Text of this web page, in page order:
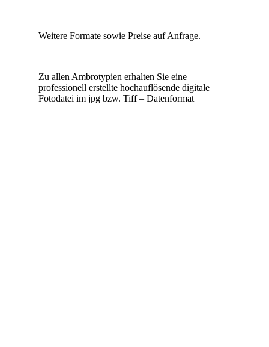
Weitere Formate sowie Preise auf Anfrage.
Zu allen Ambrotypien erhalten Sie eine
professionell erstellte hochauflösende digitale
Fotodatei im jpg bzw. Tiff – Datenformat